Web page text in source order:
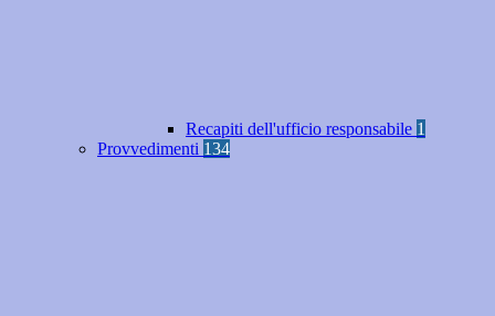
Recapiti dell'ufficio responsabile 1
Provvedimenti 134